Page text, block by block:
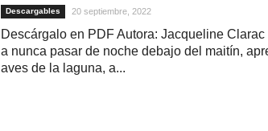
Descargables 20 septiembre, 2022
Descárgalo en PDF Autora: Jacqueline
a nunca pasar de noche debajo del maitín,
aves de la laguna, a...